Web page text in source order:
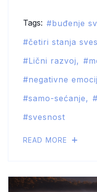
Tags:
buđenje
četiri stanja
Lični razvoj
negativne
samo-sećanje
svesnost
READ MORE